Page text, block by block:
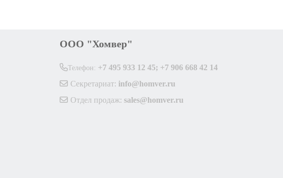
ООО "Хомвер"
Телефон: +7 495 933 12 45; +7 906 668 42 14
Секретариат: info@homver.ru
Отдел продаж: sales@homver.ru